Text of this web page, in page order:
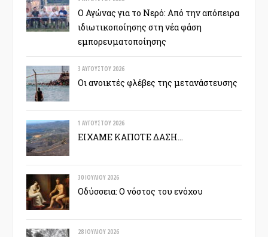
Ο Αγώνας για το Νερό: Από την απόπειρα
ιδιωτικοποίησης στη νέα φάση
εμπορευματοποίησης
3 ΑΥΓΟΎΣΤΟΥ 2026
Οι ανοικτές φλέβες της μετανάστευσης
1 ΑΥΓΟΎΣΤΟΥ 2026
ΕΙΧΑΜΕ ΚΑΠΟΤΕ ΔΑΣΗ…
30 ΙΟΥΛΊΟΥ 2026
Οδύσσεια: Ο νόστος του ενόχου
28 ΙΟΥΛΊΟΥ 2026